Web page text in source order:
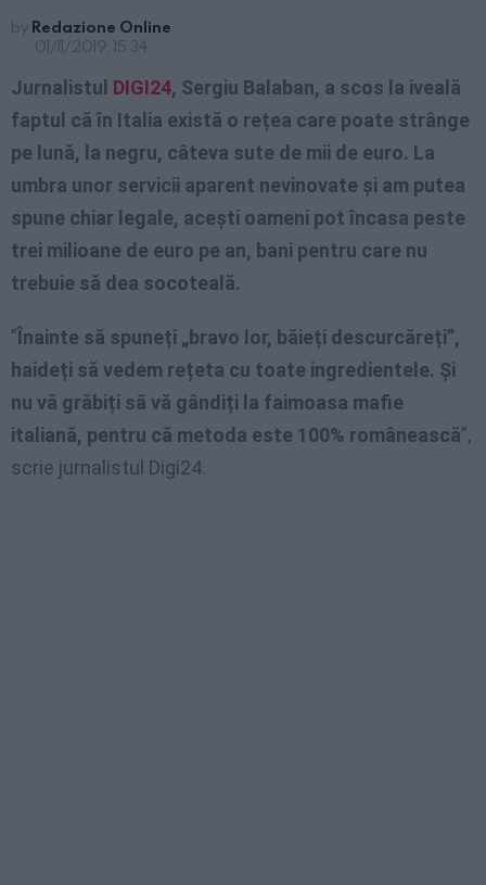
by Redazione Online
01/11/2019, 15:34
Jurnalistul DIGI24, Sergiu Balaban, a scos la iveală
faptul că în Italia există o rețea care poate strânge
pe lună, la negru, câteva sute de mii de euro. La
umbra unor servicii aparent nevinovate și am putea
spune chiar legale, acești oameni pot încasa peste
trei milioane de euro pe an, bani pentru care nu
trebuie să dea socoteală.
”Înainte să spuneți „bravo lor, băieți descurcăreți”,
haideți să vedem rețeta cu toate ingredientele. Și
nu vă grăbiți să vă gândiți la faimoasa mafie
italiană, pentru că metoda este 100% românească”,
scrie jurnalistul Digi24.